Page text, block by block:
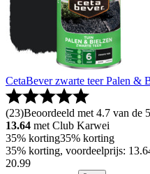
CetaBever zwarte teer Palen &
(23)Beoordeeld met 4.7 van de
13.64 met Club Karwei
35% korting35% korting
35% korting, voordeelprijs:
20.99